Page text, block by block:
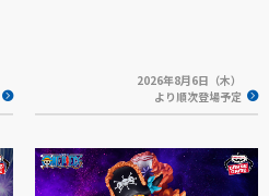
2026年8月6日（木）
より順次登場予定